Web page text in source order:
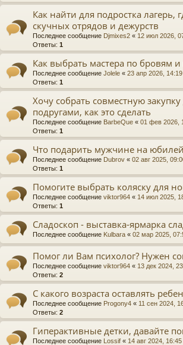
Как найти для подростка лагерь,
скучных отрядов и дежурств
Последнее сообщение Djmixes2 « 12 июл 2026,
Ответы: 1
Как выбрать мастера по бровям
Последнее сообщение Jolele « 23 апр 2026, 14:19
Ответы: 1
Хочу собрать совместную закупку
подругами, как это сделать
Последнее сообщение BarbeQue « 01 фев 2026,
Ответы: 1
Что подарить мужчине на юбилей
Последнее сообщение Dubrov « 02 авг 2025,
Ответы: 1
Помогите выбрать коляску для
Последнее сообщение viktor964 « 14 июл 2025,
Ответы: 1
Сладоскоп - выставка-ярмарка
Последнее сообщение Kulbara « 02 мар 2025,
Помог ли Вам психолог? Нужен
Последнее сообщение viktor964 « 13 дек 2024,
Ответы: 2
С какого возраста оставлять
Последнее сообщение Progony4 « 11 сен 2024,
Ответы: 2
Гиперактивные детки, давайте
Последнее сообщение Lossif « 14 авг 2024, 16:45